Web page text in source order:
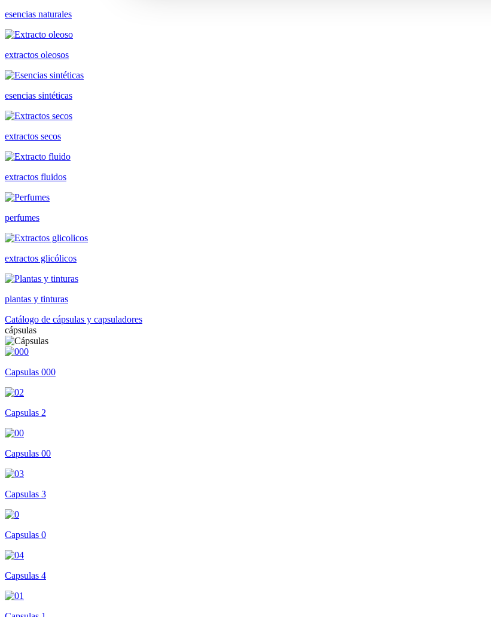
esencias naturales
extractos oleosos
esencias sintéticas
extractos secos
extractos fluidos
perfumes
extractos glicólicos
plantas y tinturas
Catálogo de cápsulas y capsuladores
cápsulas
Capsulas 000
Capsulas 2
Capsulas 00
Capsulas 3
Capsulas 0
Capsulas 4